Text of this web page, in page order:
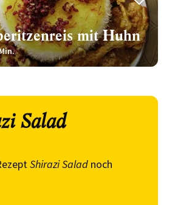
mit Huhn
Salad
Shirazi Salad noch